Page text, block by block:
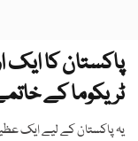
پاکستان کا ایک
ٹریکوما کے
یہ پاکستان کے لیے ایک